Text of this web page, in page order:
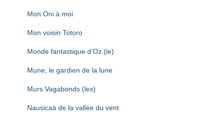
Mon Oni à moi
Mon voisin Totoro
Monde fantastique d’Oz (le)
Mune, le gardien de la lune
Murs Vagabonds (les)
Nausicaä de la vallée du vent